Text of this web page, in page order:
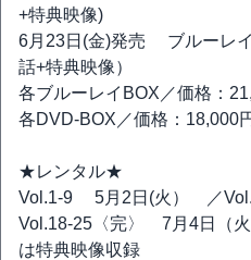
+特典映像)
6月23日(金)発売 ブルーレ
話+特典映像）
各ブルーレイBOX／価格：
各DVD-BOX／価格：18,000
★レンタル★
Vol.1-9 5月2日(火） ／
Vol.18-25〈完〉 7月4日（
は特典映像収録